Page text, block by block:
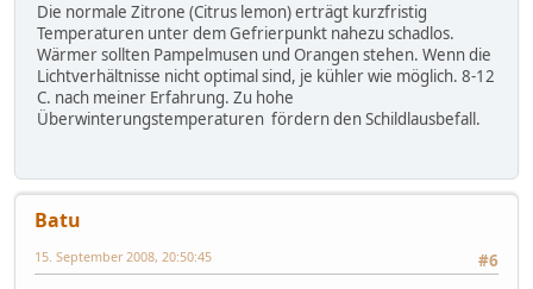
Die normale Zitrone (Citrus lemon) erträgt kurzfristig
Temperaturen unter dem Gefrierpunkt nahezu schadlos.
Wärmer sollten Pampelmusen und Orangen stehen. Wenn die
Lichtverhältnisse nicht optimal sind, je kühler wie möglich. 8-12
C. nach meiner Erfahrung. Zu hohe
Überwinterungstemperaturen fördern den Schildlausbefall.
Batu
#6
15. September 2008, 20:50:45